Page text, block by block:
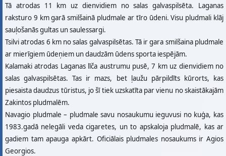
Tā atrodas 11 km uz dienvidiem no salas galvaspilsēta. Laganas
raksturo 9 km garā smilšainā pludmale ar tīro ūdeni. Visu pludmali klāj
sauļošanās gultas un saulessargi.
Tsilvi atrodas 6 km no salas galvaspilsētas. Tā ir gara smilšaina pludmale
ar mierīgiem ūdeņiem un daudzām ūdens sporta iespējām.
Kalamaki atrodas Laganas līča austrumu pusē, 7 km uz dienvidiem no
salas galvaspilsētas. Tas ir mazs, bet ļaužu pārpildīts kūrorts, kas
piesaista daudzus tūristus, jo šī tiek uzskatīta par vienu no skaistākajām
Zakintos pludmalēm.
Navagio pludmale – pludmale savu nosaukumu ieguvusi no kuģa, kas
1983.gadā nelegāli veda cigaretes, un to apskaloja pludmalē, kas ar
gadiem tam apauga apkārt. Oficiālais pludmales nosaukums ir Agios
Georgios.